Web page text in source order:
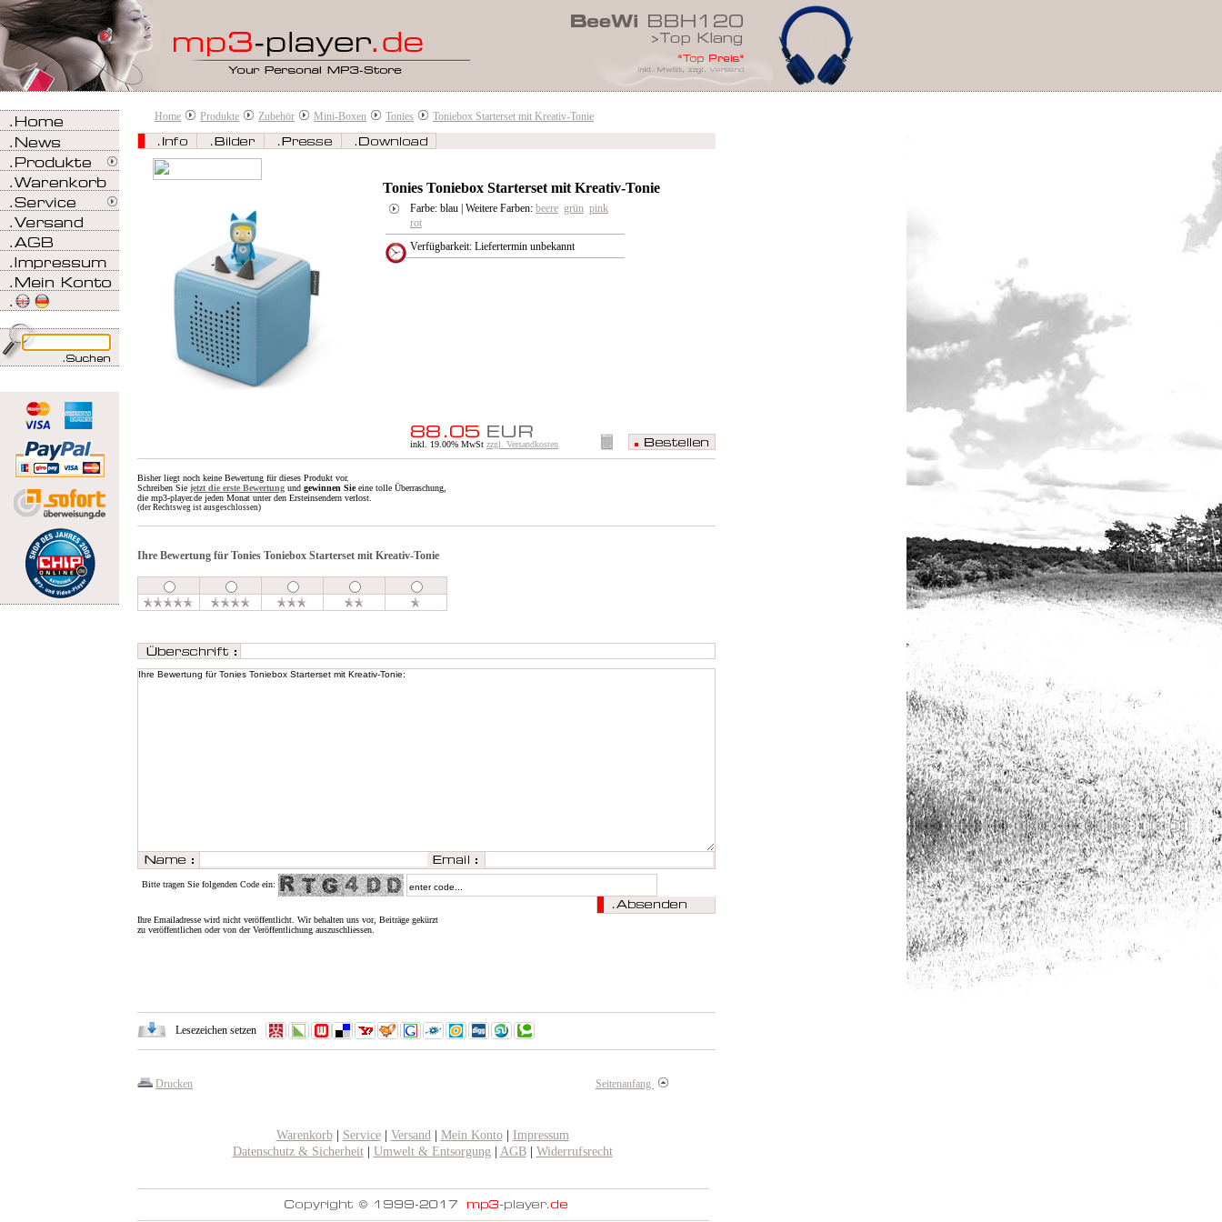
Home Produkte Zubehör Mini-Boxen Tonies Toniebox Starterset mit Kreativ-Tonie
Tonies Toniebox Starterset mit Kreativ-Tonie
Farbe: blau | Weitere Farben: beere grün pink
rot
Verfügbarkeit: Liefertermin unbekannt
inkl. 19.00% MwSt zzgl. Versandkosten
Bisher liegt noch keine Bewertung für dieses Produkt vor.
Schreiben Sie jetzt die erste Bewertung und gewinnen Sieeine tolle Überraschung,
die mp3-player.de jeden Monat unter den Ersteinsendern verlost.
(der Rechtsweg ist ausgeschlossen)
Ihre Bewertung für Tonies Toniebox Starterset mit Kreativ-Tonie
Bitte tragen Sie folgenden Code ein:
Ihre Emailadresse wird nicht veröffentlicht. Wir behalten uns vor, Beiträge gekürzt
zu veröffentlichen oder von der Veröffentlichung auszuschliessen.
Lesezeichen setzen
Drucken Seitenanfang
Warenkorb| Service| Versand| Mein Konto| Impressum
Datenschutz & Sicherheit| Umwelt & Entsorgung| AGB| Widerrufsrecht